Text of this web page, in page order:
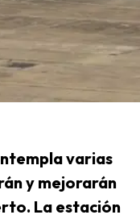
varias
y mejorarán
La estación